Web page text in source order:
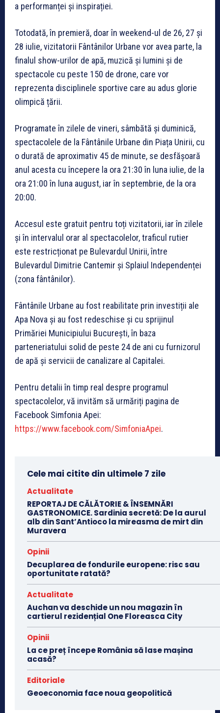
a performanței și inspirației.
Totodată, în premieră, doar în weekend-ul de 26, 27 și
28 iulie, vizitatorii Fântânilor Urbane vor avea parte, la
finalul show-urilor de apă, muzică și lumini și de
spectacole cu peste 150 de drone, care vor
reprezenta disciplinele sportive care au adus glorie
olimpică țării.
Programate în zilele de vineri, sâmbătă și duminică,
spectacolele de la Fântânile Urbane din Piața Unirii, cu
o durată de aproximativ 45 de minute, se desfășoară
anul acesta cu începere la ora 21:30 în luna iulie, de la
ora 21:00 în luna august, iar în septembrie, de la ora
20:00.
Accesul este gratuit pentru toți vizitatorii, iar în zilele
și în intervalul orar al spectacolelor, traficul rutier
este restricționat pe Bulevardul Unirii, între
Bulevardul Dimitrie Cantemir și Splaiul Independenței
(zona fântânilor).
Fântânile Urbane au fost reabilitate prin investiții ale
Apa Nova și au fost redeschise și cu sprijinul
Primăriei Municipiului București, în baza
parteneriatului solid de peste 24 de ani cu furnizorul
de apă și servicii de canalizare al Capitalei.
Pentru detalii în timp real despre programul
spectacolelor, vă invităm să urmăriți pagina de
Facebook Simfonia Apei:
https://www.facebook.com/SimfoniaApei.
Cele mai citite din ultimele 7 zile
Actualitate
REPORTAJ DE CĂLĂTORIE & ÎNSEMNĂRI
GASTRONOMICE. Sardinia secretă: De la aurul
alb din Sant’Antioco la mireasma de mirt din
Muravera
Opinii
Decuplarea de fondurile europene: risc sau
oportunitate ratată?
Actualitate
Auchan va deschide un nou magazin în
cartierul rezidențial One Floreasca City
Opinii
La ce preț începe România să lase mașina
acasă?
Editoriale
Geoeconomia face noua geopolitică